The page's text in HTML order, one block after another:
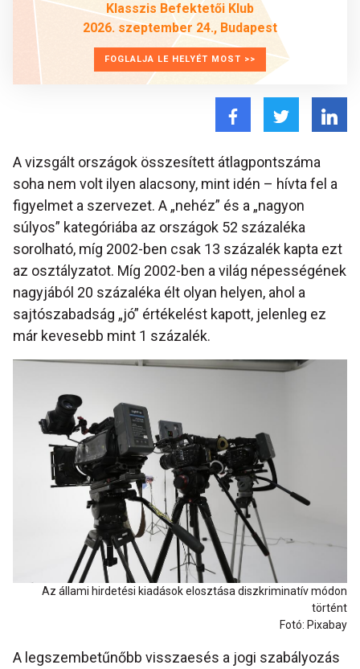
Klasszis Befektetői Klub
2026. szeptember 24., Budapest
FOGLALJA LE HELYÉT MOST >>
A vizsgált országok összesített átlagpontszáma
soha nem volt ilyen alacsony, mint idén – hívta fel a
figyelmet a szervezet. A „nehéz” és a „nagyon
súlyos” kategóriába az országok 52 százaléka
sorolható, míg 2002-ben csak 13 százalék kapta ezt
az osztályzatot. Míg 2002-ben a világ népességének
nagyjából 20 százaléka élt olyan helyen, ahol a
sajtószabadság „jó” értékelést kapott, jelenleg ez
már kevesebb mint 1 százalék.
Az állami hirdetési kiadások elosztása diszkriminatív módon
történt
Fotó: Pixabay
A legszembetűnőbb visszaesés a jogi szabályozás